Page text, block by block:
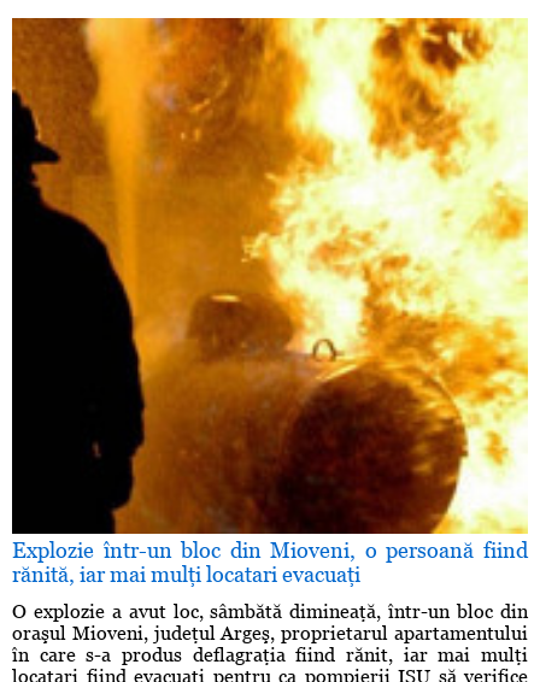
Explozie într-un bloc din Mioveni, o persoană fiind
rănită, iar mai mulţi locatari evacuaţi
O explozie a avut loc, sâmbătă dimineaţă, într-un bloc din
oraşul Mioveni, judeţul Argeş, proprietarul apartamentului
în care s-a produs deflagraţia fiind rănit, iar mai mulţi
locatari fiind evacuaţi pentru ca pompierii ISU să verifice